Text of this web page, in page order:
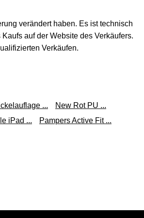
verändert haben. Es ist technisch
auf der Website des Verkäufers.
Verkäufen.
...
New Rot PU ...
iPad ...
Pampers Active Fit ...